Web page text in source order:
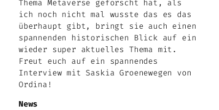
Thema Metaverse geforscht hat, als
ich noch nicht mal wusste das es das
überhaupt gibt, bringt sie auch einen
spannenden historischen Blick auf ein
wieder super aktuelles Thema mit.
Freut euch auf ein spannendes
Interview mit Saskia Groenewegen von
Ordina!
News